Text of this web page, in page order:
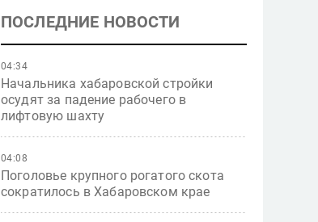
ПОСЛЕДНИЕ НОВОСТИ
Начальника хабаровской стройки
осудят за падение рабочего в
лифтовую шахту
04:34
Поголовье крупного рогатого скота
сократилось в Хабаровском крае
04:08